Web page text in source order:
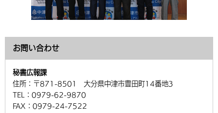
お問い合わせ
秘書広報課
住所： 〒871-8501 大分県中津市豊田町14番地3
TEL： 0979-62-9870
FAX： 0979-24-7522